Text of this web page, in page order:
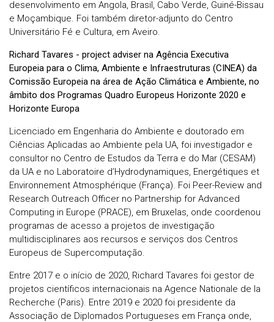
desenvolvimento em Angola, Brasil, Cabo Verde, Guiné-Bissau
e Moçambique. Foi também diretor-adjunto do Centro
Universitário Fé e Cultura, em Aveiro.
Richard Tavares - project adviser na Agência Executiva
Europeia para o Clima, Ambiente e Infraestruturas (CINEA) da
Comissão Europeia na área de Ação Climática e Ambiente, no
âmbito dos Programas Quadro Europeus Horizonte 2020 e
Horizonte Europa
Licenciado em Engenharia do Ambiente e doutorado em
Ciências Aplicadas ao Ambiente pela UA, foi investigador e
consultor no Centro de Estudos da Terra e do Mar (CESAM)
da UA e no Laboratoire d’Hydrodynamiques, Energétiques et
Environnement Atmosphérique (França). Foi Peer-Review and
Research Outreach Officer no Partnership for Advanced
Computing in Europe (PRACE), em Bruxelas, onde coordenou
programas de acesso a projetos de investigação
multidisciplinares aos recursos e serviços dos Centros
Europeus de Supercomputação.
Entre 2017 e o início de 2020, Richard Tavares foi gestor de
projetos científicos internacionais na Agence Nationale de la
Recherche (Paris). Entre 2019 e 2020 foi presidente da
Associação de Diplomados Portugueses em França onde,